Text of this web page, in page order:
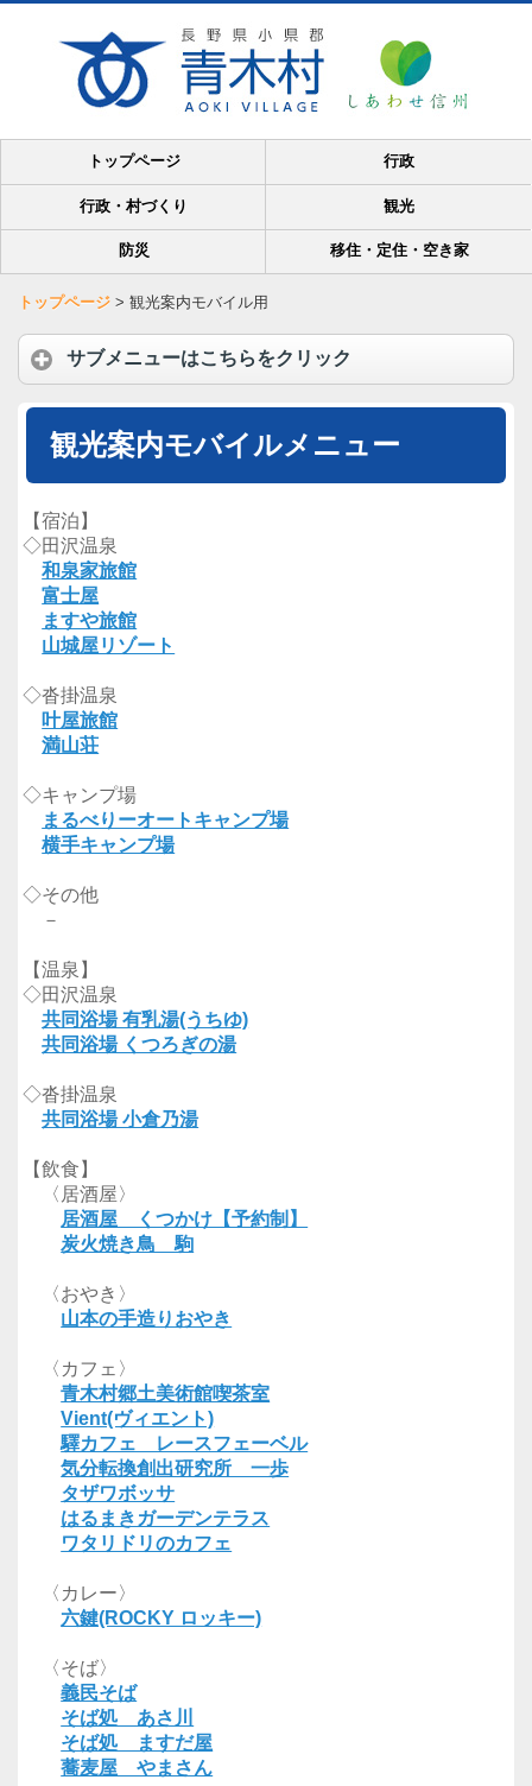
トップページ 行政
行政・村づくり 観光
防災 移住・定住・空き家
トップページ > 観光案内モバイル用
サブメニューはこちらをクリック
観光案内モバイルメニュー
【宿泊】
◇田沢温泉
和泉家旅館
富士屋
ますや旅館
山城屋リゾート
◇沓掛温泉
叶屋旅館
満山荘
◇キャンプ場
まるべりーオートキャンプ場
横手キャンプ場
◇その他
－
【温泉】
◇田沢温泉
共同浴場 有乳湯(うちゆ)
共同浴場 くつろぎの湯
◇沓掛温泉
共同浴場 小倉乃湯
【飲食】
〈居酒屋〉
居酒屋 くつかけ【予約制】
炭火焼き鳥 駒
〈おやき〉
山本の手造りおやき
〈カフェ〉
青木村郷土美術館喫茶室
Vient(ヴィエント)
驛カフェ レースフェーベル
気分転換創出研究所 一歩
タザワボッサ
はるまきガーデンテラス
ワタリドリのカフェ
〈カレー〉
六鍵(ROCKY ロッキー)
〈そば〉
義民そば
そば処 あさ川
そば処 ますだ屋
蕎麦屋 やまさん